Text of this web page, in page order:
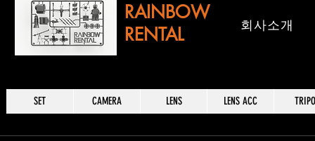
RAINBOW
RENTAL
​회사소개
SET CAMERA LENS LENS ACC